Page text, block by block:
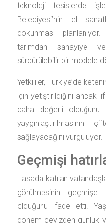
teknoloji tesislerde
Belediyesi’nin el
dokunması
tarımdan sanayiye
sürdürülebilir bir modele
Yetkililer, Türkiye’de
için yetiştirildiğini ancak
daha değerli olduğunu
sağlayacağını vurguluyor.
Geçmişi
Hasada katılan
görülmesinin
olduğunu ifade etti.
dönem çeyizden günlük